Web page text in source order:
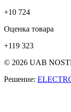
+10 724
Оценка товара
+119 323
© 2026 UAB
Решение: